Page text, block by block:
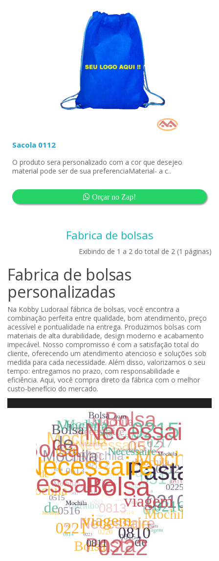
Sacola 0112
O produto sera personalizado com a cor que desejeo
material pode ser de sua preferenciaMaterial- a c..
Orçar no Zap!
Fabrica de bolsas
Exibindo de 1 a 2 do total de 2 (1 páginas)
Fabrica de bolsas
personalizadas
Na Kobby Ludoraal fábrica de bolsas, você encontra a
combinação perfeita entre qualidade, bom atendimento, preço
acessível e pontualidade na entrega. Produzimos bolsas com
materiais de alta durabilidade, design moderno e acabamento
impecável. Nosso compromisso é com a satisfação total do
cliente, oferecendo um atendimento atencioso e soluções sob
medida para cada necessidade. Além disso, valorizamos o seu
tempo: entregamos no prazo, com responsabilidade e
eficiência. Aqui, você compra direto da fábrica com o melhor
custo-benefício do mercado.